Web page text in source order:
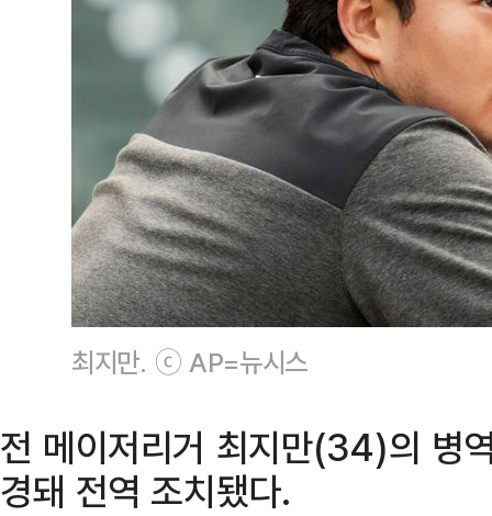
최지만. ⓒ AP=뉴시스
전 메이저리거 최지만(34)의 병
경돼 전역 조치됐다.